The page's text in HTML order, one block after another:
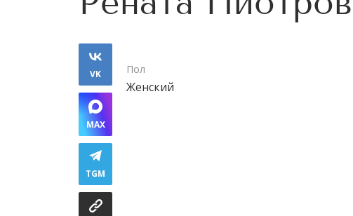
VK
MAX
TGM
Пол
Женский